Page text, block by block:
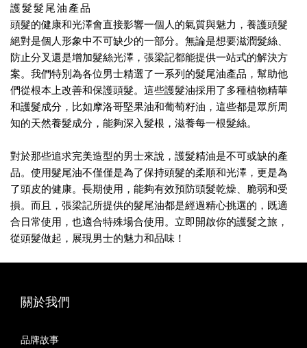
護髮髮尾油產品
頭髮的健康和光澤會直接影響一個人的氣質與魅力，養護頭髮
絕對是個人形象中不可缺少的一部分。無論是想要滋潤髮絲、
防止分叉還是增加髮絲光澤，張梁記都能提供一站式的解決方
案。我們特別為各位男士精選了一系列的髮尾油產品，幫助他
們從根本上改善和保護頭髮。這些護髮油採用了多種植物精華
和護髮成分，比如摩洛哥堅果油和葡萄籽油，這些都是眾所周
知的天然養髮成分，能夠深入髮根，滋養每一根髮絲。
對於那些追求完美造型的男士來說，護髮精油是不可或缺的產
品。使用髮尾油不僅僅是為了保持頭髮的柔順和光澤，更是為
了頭皮的健康。長期使用，能夠有效預防頭髮乾燥、脆弱和受
損。而且，張梁記所提供的髮尾油都是經過精心挑選的，既適
合日常使用，也適合特殊場合使用。立即開啟你的護髮之旅，
從頭髮做起，展現男士的魅力和品味！
關於我們
品牌故事